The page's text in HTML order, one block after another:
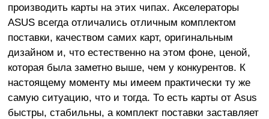
производить карты на этих чипах. Акселераторы
ASUS всегда отличались отличным комплектом
поставки, качеством самих карт, оригинальным
дизайном и, что естественно на этом фоне, ценой,
которая была заметно выше, чем у конкурентов. К
настоящему моменту мы имеем практически ту же
самую ситуацию, что и тогда. То есть карты от Asus
быстры, стабильны, а комплект поставки заставляет